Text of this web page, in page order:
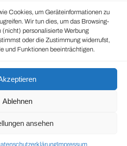
Cookies, um Geräteinformationen zu
Wir tun dies, um das Browsing-
(nicht) personalisierte Werbung
oder die Zustimmung widerrufst,
und Funktionen beeinträchtigen.
Ablehnen
ansehen
Impressum